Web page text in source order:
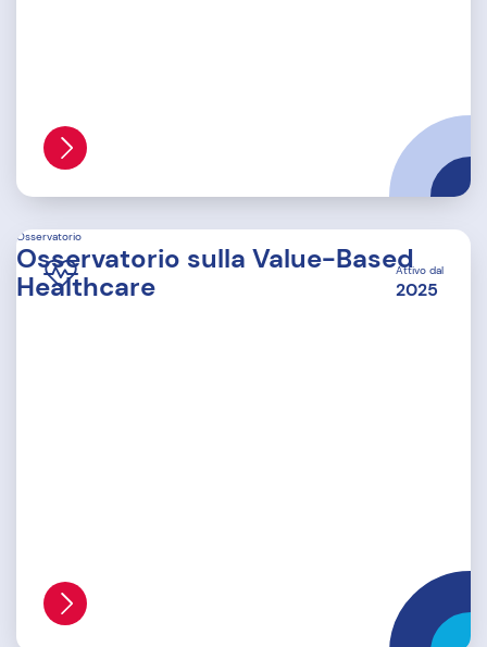
Attivo dal
2025
Osservatorio
Osservatorio sulla Value-Based
Healthcare